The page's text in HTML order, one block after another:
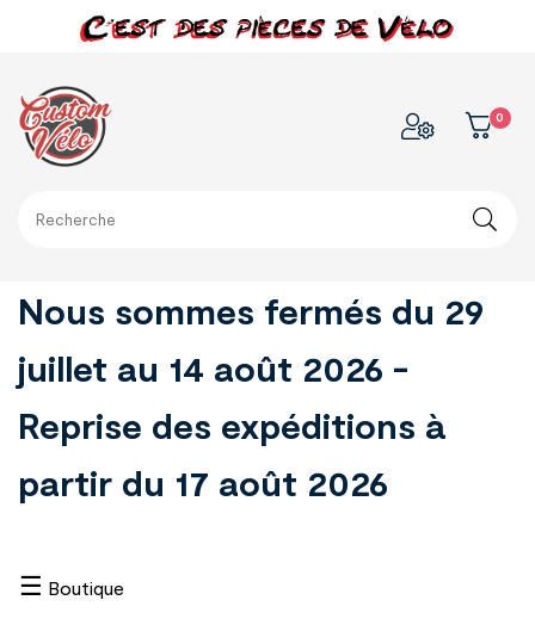
0
Nous sommes fermés du 29
juillet au 14 août 2026 -
Reprise des expéditions à
partir du 17 août 2026
Boutique
☰